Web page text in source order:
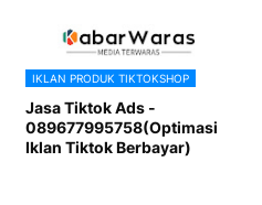
IKLAN PRODUK TIKTOKSHOP
Jasa Tiktok Ads -
089677995758(Optimasi
Iklan Tiktok Berbayar)